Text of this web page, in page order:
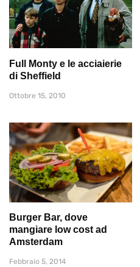
Full Monty e le acciaierie
di Sheffield
Ottobre 15, 2010
Burger Bar, dove
mangiare low cost ad
Amsterdam
Febbraio 5, 2014